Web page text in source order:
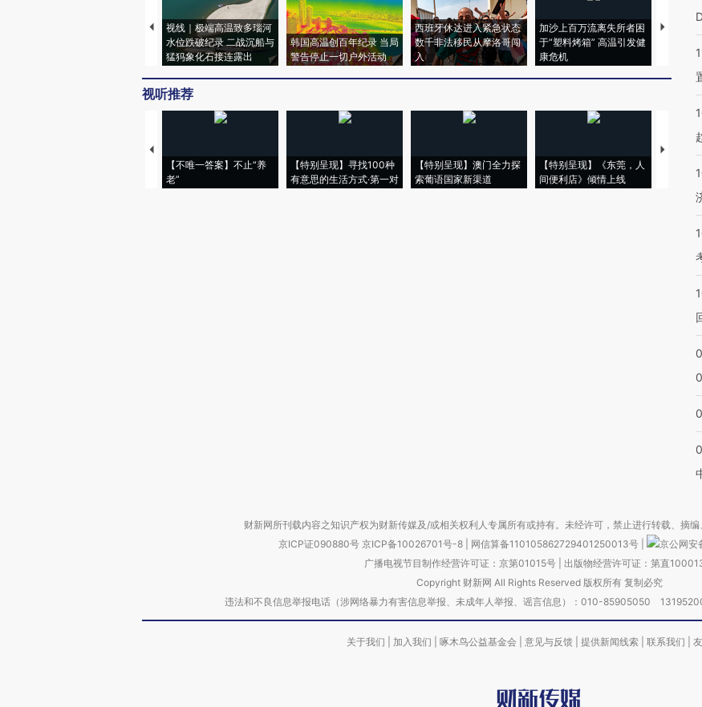
视线｜极端高温致多瑙河
水位跌破纪录 二战沉船与
猛犸象化石接连露出
韩国高温创百年纪录 当局
警告停止一切户外活动
西班牙休达进入紧急状态
数千非法移民从摩洛哥闯
入
加沙上百万流离失所者困
于“塑料烤箱” 高温引发健
康危机
马航飞
视听推荐
【不唯一答案】不止“养
老”
【特别呈现】寻找100种
有意思的生活方式·第一对
【特别呈现】澳门全力探
索葡语国家新渠道
【特别呈现】《东莞，人
间便利店》倾情上线
【推广
会，让
财新网所刊载内容之知识产权为财新传媒及/或相关权利人专属所有或持有。未经许可，禁止进行转载、摘编
京ICP证090880号 京ICP备10026701号-8 网信算备110105862729401250013号
京公网安
广播电视节目制作经营许可证：京第01015号| 出版物经营许可证：第直
Copyright 财新网 All Rights Reserved 版权所有 复制必究
违法和不良信息举报电话（涉网络暴力有害信息举报、未成年人举报、谣言信息）：010-85905050
关于我们 加入我们 啄木鸟公益基金会 意见与反馈 提供新闻线索 联系我们